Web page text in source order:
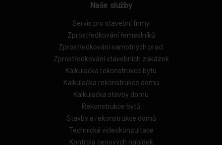
Naše služby
Servis pro stavební firmy
Zprostředkování řemeslníků
Zprostředkování samotných prací
Zprostředkování stavebních zakázek
Kalkulačka rekonstrukce bytu
Kalkulačka rekonstrukce domu
Kalkulačka stavby domu
Rekonstrukce bytů
Stavby a rekonstrukce domů
Technická videokonzultace
Kontrola cenových nabídek